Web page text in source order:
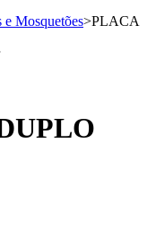
e Mosquetões>PLACA